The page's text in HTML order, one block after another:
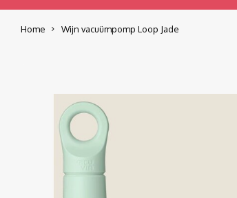
Home Wijn vacuümpomp Loop Jade